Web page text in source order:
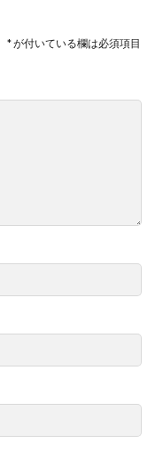
*が付いている欄は必須項目